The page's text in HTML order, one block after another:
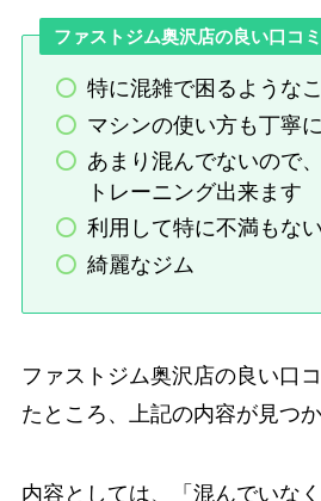
ファストジム奥沢店の良い口コ
特に混雑で困るような
マシンの使い方も丁寧
あまり混んでないので
トレーニング出来ます
利用して特に不満もない
綺麗なジム
ファストジム奥沢店の良い口
たところ、上記の内容が見つか
内容としては、「混んでいな